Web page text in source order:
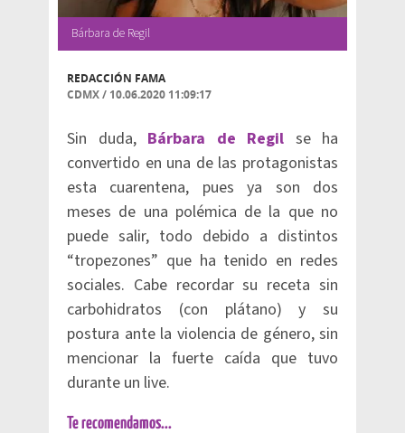
Bárbara de Regil
REDACCIÓN FAMA
CDMX/ 10.06.2020 11:09:17
Sin duda, Bárbara de Regil se ha
convertido en una de las protagonistas
esta cuarentena, pues ya son dos
meses de una polémica de la que no
puede salir, todo debido a distintos
“tropezones” que ha tenido en redes
sociales. Cabe recordar su receta sin
carbohidratos (con plátano) y su
postura ante la violencia de género, sin
mencionar la fuerte caída que tuvo
durante un live.
Te recomendamos...